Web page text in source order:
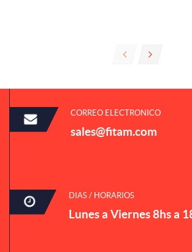
CORREO ELECTRONICO
sales@fitam.com
DIAS / HORARIOS
Lunes a Viernes 8hs a